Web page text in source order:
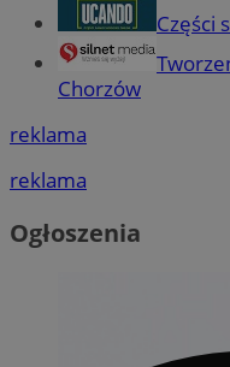
Części
Chorzów
reklama
reklama
Ogłoszenia